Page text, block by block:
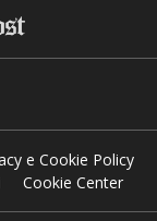
e Cookie Policy
Cookie Center